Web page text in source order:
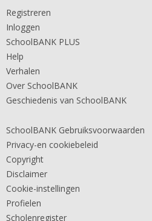
Registreren
Inloggen
SchoolBANK PLUS
Help
Verhalen
Over SchoolBANK
Geschiedenis van SchoolBANK
SchoolBANK Gebruiksvoorwaarden
Privacy-en cookiebeleid
Copyright
Disclaimer
Cookie-instellingen
Profielen
Scholenregister